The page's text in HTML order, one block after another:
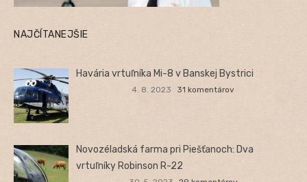
NAJČÍTANEJŠIE
Havária vrtuľníka Mi-8 v Banskej Bystrici
4. 8. 2023 31 komentárov
Novozéladská farma pri Piešťanoch: Dva
vrtuľníky Robinson R-22